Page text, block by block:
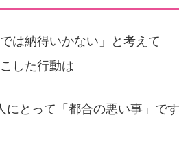
では納得いかない」と考えて
した行動は
にとって「都合の悪い事」です